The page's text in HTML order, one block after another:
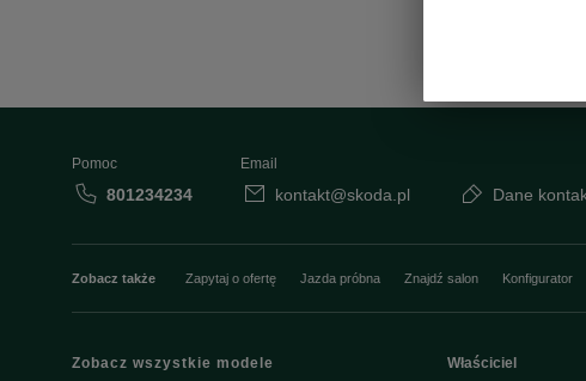
Pomoc
801234234
Email
kontakt@skoda.pl Dane
Zobacz także Zapytaj o ofertę Jazda próbna Znajdź salon Konfigurator
Zobacz wszystkie modele
Właściciel